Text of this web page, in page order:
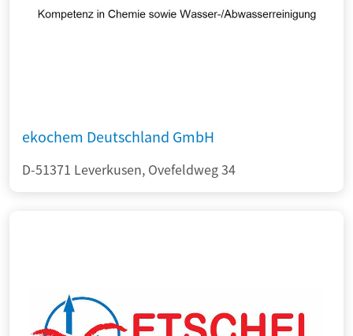
ekochem Deutschland GmbH
D-51371 Leverkusen, Ovefeldweg 34